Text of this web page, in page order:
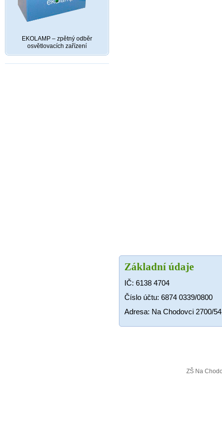
EKOLAMP – zpětný odběr
osvětlovacích zařízení
Základní údaje
IČ: 6138 4704
Číslo účtu: 6874 0339/0800
Adresa: Na Chodovci 2700/
ZŠ Na